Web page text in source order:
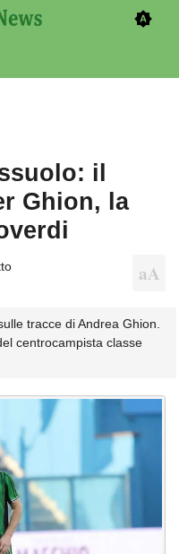
il
Ghion, la
tracce di Andrea Ghion.
centrocampista classe